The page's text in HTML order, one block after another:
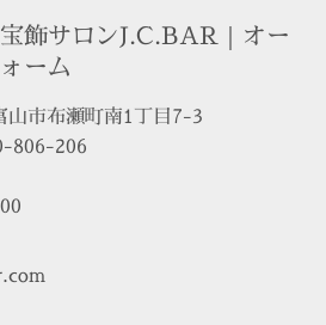
飾サロンJ.C.BAR｜オー
ーム
市布瀬町南1丁目7-3
806-206